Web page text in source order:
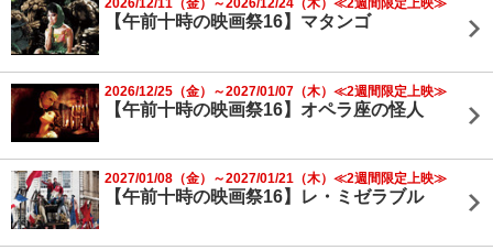
2026/12/11（金）～2026/12/24（木）≪2週間限定上映≫
【午前十時の映画祭16】マタンゴ
2026/12/25（金）～2027/01/07（木）≪2週間限定上映≫
【午前十時の映画祭16】オペラ座の怪人
2027/01/08（金）～2027/01/21（木）≪2週間限定上映≫
【午前十時の映画祭16】レ・ミゼラブル